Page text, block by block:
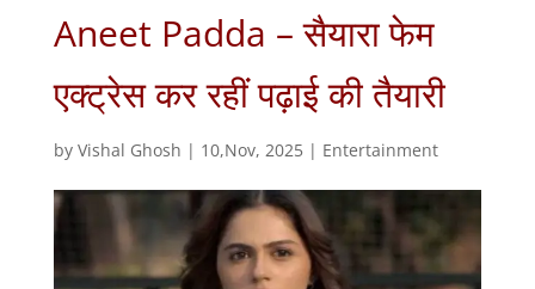
Aneet Padda – सैयारा फेम
एक्ट्रेस कर रहीं पढ़ाई की तैयारी
by Vishal Ghosh | 10,Nov, 2025| Entertainment